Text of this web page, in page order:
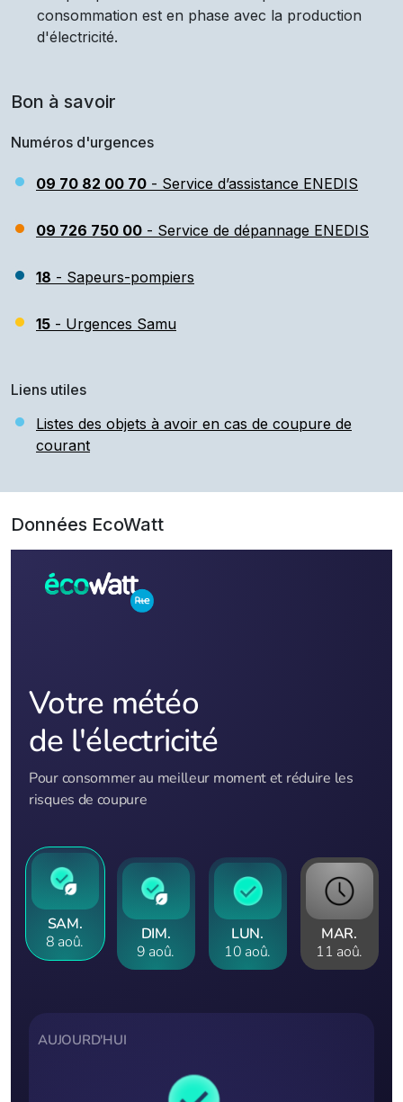
consommation est en phase avec la production
d'électricité.
Bon à savoir
Numéros d'urgences
09 70 82 00 70 - Service d’assistance ENEDIS
09 726 750 00 - Service de dépannage ENEDIS
18 - Sapeurs-pompiers
15 - Urgences Samu
Liens utiles
Listes des objets à avoir en cas de coupure de
courant
Données EcoWatt